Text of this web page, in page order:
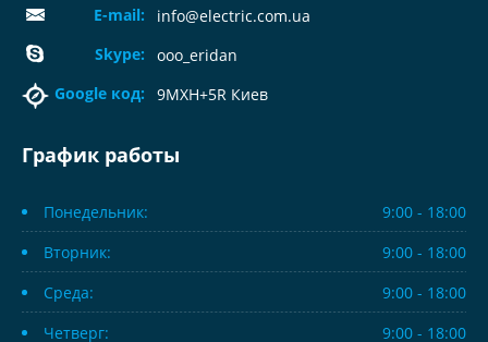
E-mail:
info@electric.com.ua
Skype:
ooo_eridan
Google код:
9MXH+5R Киев
График работы
Понедельник:
9:00 - 18:00
Вторник:
9:00 - 18:00
Среда:
9:00 - 18:00
Четверг:
9:00 - 18:00